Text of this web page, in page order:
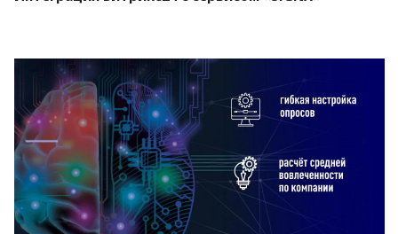
Смотреть проект